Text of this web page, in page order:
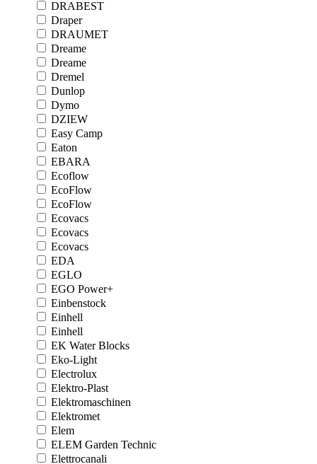
DRABEST
Draper
DRAUMET
Dreame
Dreame
Dremel
Dunlop
Dymo
DZIEW
Easy Camp
Eaton
EBARA
Ecoflow
EcoFlow
EcoFlow
Ecovacs
Ecovacs
Ecovacs
EDA
EGLO
EGO Power+
Einbenstock
Einhell
Einhell
EK Water Blocks
Eko-Light
Electrolux
Elektro-Plast
Elektromaschinen
Elektromet
Elem
ELEM Garden Technic
Elettrocanali